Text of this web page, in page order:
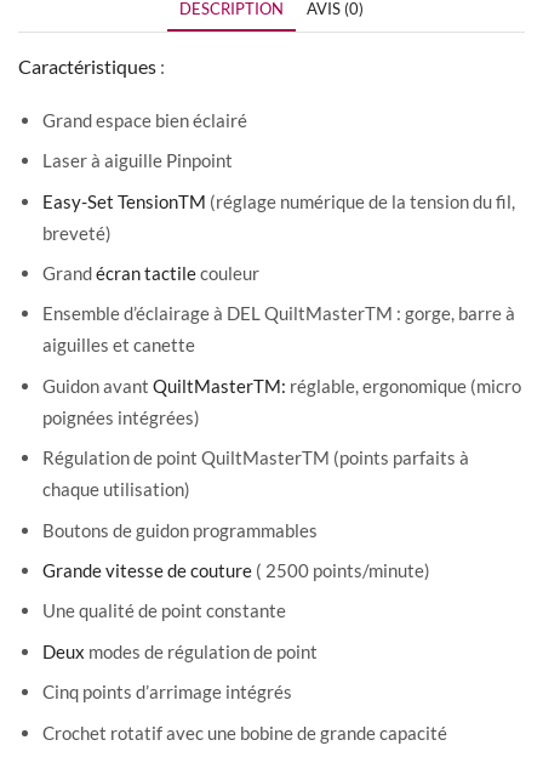
DESCRIPTION AVIS (0)
Caractéristiques :
Grand espace bien éclairé
Laser à aiguille Pinpoint
Easy-Set TensionTM (réglage numérique de la tension du fil,
breveté)
Grandécran tactilecouleur
Ensemble d’éclairage à DEL QuiltMasterTM : gorge, barre à
aiguilles et canette
Guidon avant QuiltMasterTM: réglable, ergonomique (micro
poignées intégrées)
Régulation de point QuiltMasterTM (points parfaits à
chaque utilisation)
Boutons de guidon programmables
Grande vitesse de couture ( 2500 points/minute)
Une qualité de point constante
Deux modes de régulation de point
Cinq points d’arrimage intégrés
Crochet rotatif avec une bobine de grande capacité